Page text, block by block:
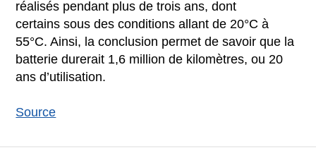
réalisés pendant plus de trois ans, dont
certains sous des conditions allant de 20°C à
55°C. Ainsi, la conclusion permet de savoir que la
batterie durerait 1,6 million de kilomètres, ou 20
ans d’utilisation.
Source